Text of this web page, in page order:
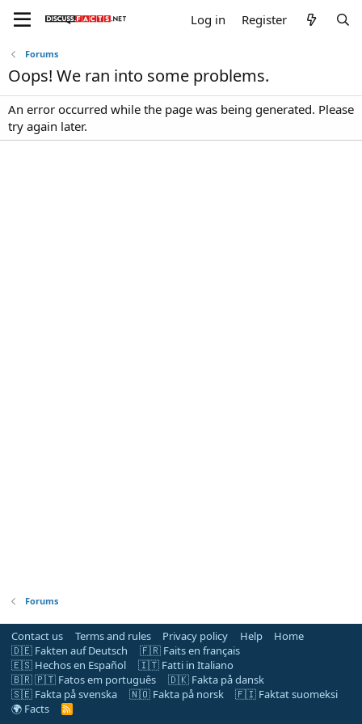
Log in Register
Forums
Oops! We ran into some problems.
An error occurred while the page was being generated. Please
try again later.
Forums
Contact us Terms and rules Privacy policy Help
Home
🇩🇪 Fakten auf Deutsch
🇫🇷 Faits en français
🇪🇸 Hechos en Español
🇮🇹 Fatti in Italiano
🇧🇷 🇵🇹 Fatos em português
🇩🇰 Fakta på dansk
🇸🇪 Fakta på svenska
🇳🇴 Fakta på norsk
🇫🇮 Faktat suomeksi
🌍 Facts
R